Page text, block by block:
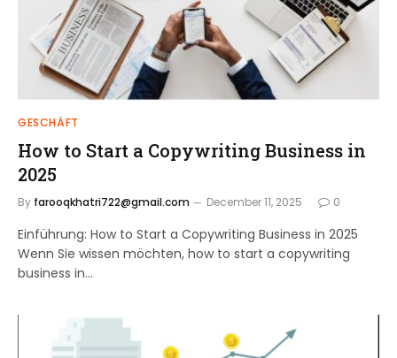
GESCHÄFT
How to Start a Copywriting Business in
2025
By farooqkhatri722@gmail.com December 11, 2025 0
Einführung: How to Start a Copywriting Business in 2025
Wenn Sie wissen möchten, how to start a copywriting
business in…